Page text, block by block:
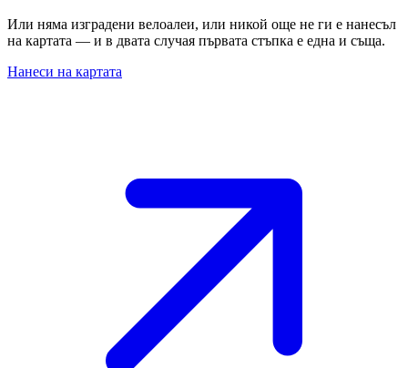
Или няма изградени велоалеи, или никой още не ги е нанесъл
на картата — и в двата случая първата стъпка е една и съща.
Нанеси на картата